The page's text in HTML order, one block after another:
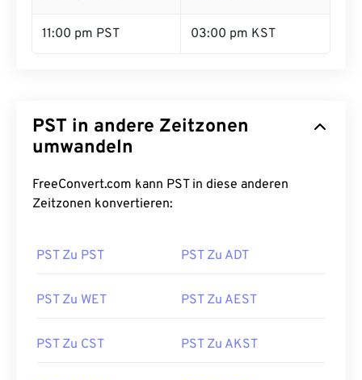
11:00 pm PST 03:00 pm KST
PST in andere Zeitzonen
umwandeln
FreeConvert.com kann PST in diese anderen
Zeitzonen konvertieren:
PST Zu PST PST Zu ADT
PST Zu WET PST Zu AEST
PST Zu CST PST Zu AKST